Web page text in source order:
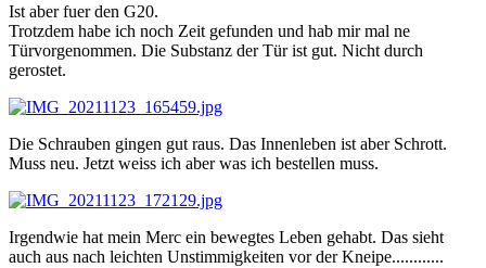
Ist aber fuer den G20.
Trotzdem habe ich noch Zeit gefunden und hab mir mal ne
Türvorgenommen. Die Substanz der Tür ist gut. Nicht durch
gerostet.
Die Schrauben gingen gut raus. Das Innenleben ist aber Schrott.
Muss neu. Jetzt weiss ich aber was ich bestellen muss.
Irgendwie hat mein Merc ein bewegtes Leben gehabt. Das sieht
auch aus nach leichten Unstimmigkeiten vor der Kneipe............